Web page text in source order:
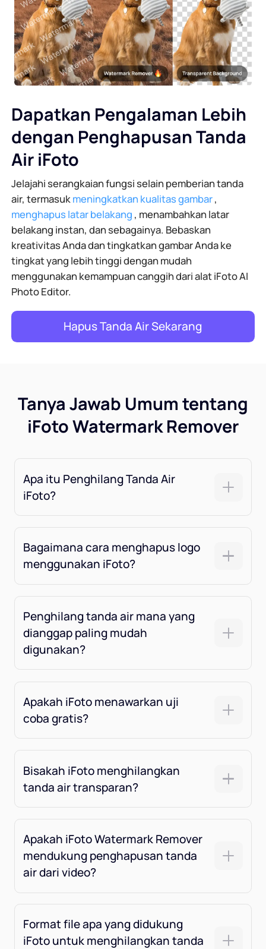
Dapatkan Pengalaman Lebih
dengan Penghapusan Tanda
Air iFoto
Jelajahi serangkaian fungsi selain pemberian tanda
air, termasukmeningkatkan kualitas gambar,
menghapus latar belakang , menambahkan latar
belakang instan, dan sebagainya. Bebaskan
kreativitas Anda dan tingkatkan gambar Anda ke
tingkat yang lebih tinggi dengan mudah
menggunakan kemampuan canggih dari alat iFoto AI
Photo Editor.
Hapus Tanda Air Sekarang
Tanya Jawab Umum tentang
iFoto Watermark Remover
Apa itu Penghilang Tanda Air
iFoto?
Bagaimana cara menghapus logo
menggunakan iFoto?
Penghilang tanda air mana yang
dianggap paling mudah
digunakan?
Apakah iFoto menawarkan uji
coba gratis?
Bisakah iFoto menghilangkan
tanda air transparan?
Apakah iFoto Watermark Remover
mendukung penghapusan tanda
air dari video?
Format file apa yang didukung
iFoto untuk menghilangkan tanda